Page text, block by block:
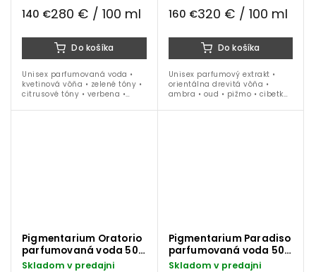
140 €280 € / 100 ml
Do košíka
Unisex parfumovaná voda •
kvetinová vôňa • zelené tóny •
citrusové tóny • verbena •
• 50 ml
160 €320 € / 100 ml
Do košíka
Unisex parfumový extrakt •
orientálna drevitá vôňa •
ambra • oud • pižmo • cibetka
Pigmentarium Oratorio
parfumovaná voda 50
ml
Skladom v predajni
Pigmentarium Paradiso
parfumovaná voda 50
ml
Skladom v predajni